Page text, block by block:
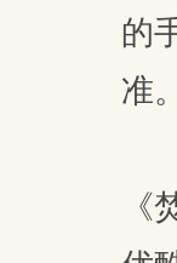
的
准。